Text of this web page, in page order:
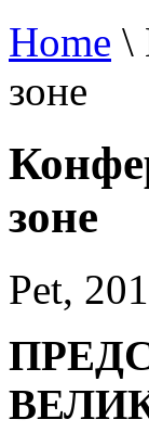
Home \
зоне
зоне
Pet,